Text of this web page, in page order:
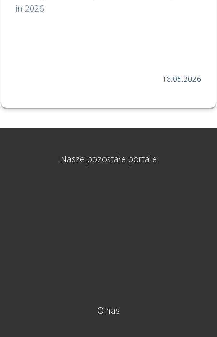
in 2026
18.05.2026
Nasze pozostałe portale
O nas